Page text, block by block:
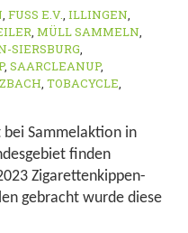
, FUSS E.V., ILLINGEN,
, MÜLL SAMMELN,
SIERSBURG,
, SAARCLEANUP,
, TOBACYCLE,
bei Sammelaktion in
finden
Zigarettenkippen-
gebracht wurde diese